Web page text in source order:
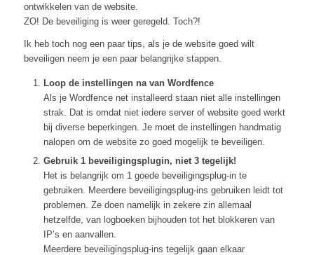
ontwikkelen van de website.
ZO! De beveiliging is weer geregeld. Toch?!
Ik heb toch nog een paar tips, als je de website goed wilt
beveiligen neem je een paar belangrijke stappen.
Loop de instellingen na van Wordfence
Als je Wordfence net installeerd staan niet alle instellingen
strak. Dat is omdat niet iedere server of website goed werkt
bij diverse beperkingen. Je moet de instellingen handmatig
nalopen om de website zo goed mogelijk te beveiligen.
Gebruik 1 beveiligingsplugin, niet 3 tegelijk!
Het is belangrijk om 1 goede beveiligingsplug-in te
gebruiken. Meerdere beveiligingsplug-ins gebruiken leidt tot
problemen. Ze doen namelijk in zekere zin allemaal
hetzelfde, van logboeken bijhouden tot het blokkeren van
IP’s en aanvallen.
Meerdere beveiligingsplug-ins tegelijk gaan elkaar